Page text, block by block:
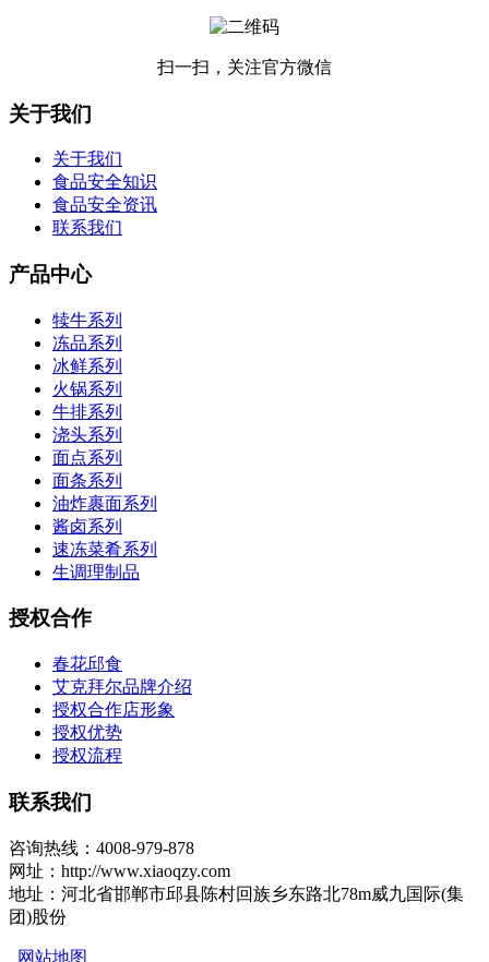
扫一扫，关注官方微信
关于我们
关于我们
食品安全知识
食品安全资讯
联系我们
产品中心
犊牛系列
冻品系列
冰鲜系列
火锅系列
牛排系列
浇头系列
面点系列
面条系列
油炸裹面系列
酱卤系列
速冻菜肴系列
生调理制品
授权合作
春花邱食
艾克拜尔品牌介绍
授权合作店形象
授权优势
授权流程
联系我们
咨询热线：4008-979-878
网址：http://www.xiaoqzy.com
地址：河北省邯郸市邱县陈村回族乡东路北78m威九国际(集
团)股份
网站地图